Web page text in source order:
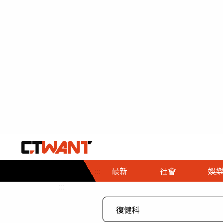
::: 最新 社會
社會首頁
時事
娛樂
娛樂首頁
即時
專題
財經首頁
熱線
３Ｃ
政